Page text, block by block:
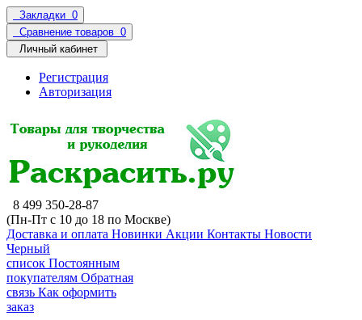
Закладки 0
Сравнение товаров 0
Личный кабинет
Регистрация
Авторизация
8 499 350-28-87
(Пн-Пт с 10 до 18 по Москве)
Доставка и оплата Новинки Акции Контакты Новости
Черный
список Постоянным
покупателям Обратная
связь Как оформить
заказ